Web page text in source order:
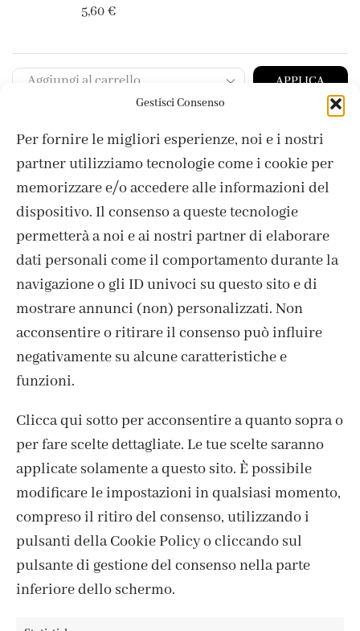
Gestisci Consenso
Per fornire le migliori esperienze, noi e i nostri
partner utilizziamo tecnologie come i cookie per
memorizzare e/o accedere alle informazioni del
dispositivo. Il consenso a queste tecnologie
permetterà a noi e ai nostri partner di elaborare
dati personali come il comportamento durante la
navigazione o gli ID univoci su questo sito e di
mostrare annunci (non) personalizzati. Non
acconsentire o ritirare il consenso può influire
negativamente su alcune caratteristiche e
funzioni.
Clicca qui sotto per acconsentire a quanto sopra o
per fare scelte dettagliate. Le tue scelte saranno
applicate solamente a questo sito. È possibile
modificare le impostazioni in qualsiasi momento,
compreso il ritiro del consenso, utilizzando i
pulsanti della Cookie Policy o cliccando sul
pulsante di gestione del consenso nella parte
inferiore dello schermo.
5,60€
APPLICA